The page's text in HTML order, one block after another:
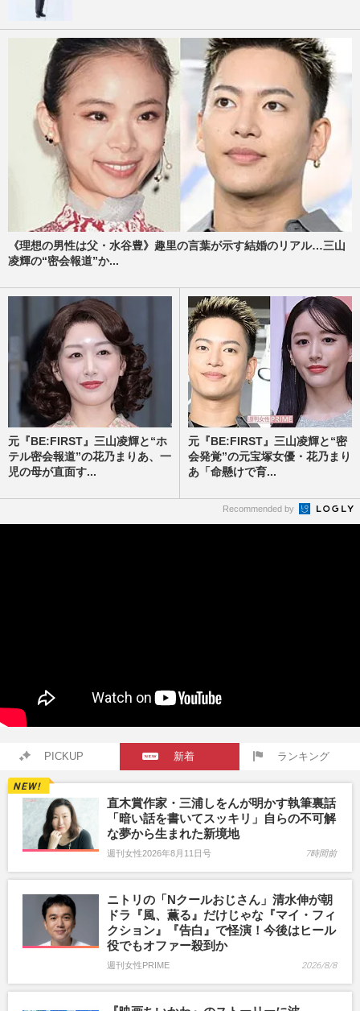
《理想の男性は父・水谷豊》趣里の言葉が示す結婚のリアル…三山
凌輝の“密会報道”か...
元『BE:FIRST』三山凌輝と“ホ
テル密会報道”の花乃まりあ、一
児の母が直面す...
元『BE:FIRST』三山凌輝と“密
会発覚”の元宝塚女優・花乃まり
あ「命懸けで育...
Recommended by
PICKUP 新着 ランキング
直木賞作家・三浦しをんが明かす執筆裏話
「暗い話を書いてスッキリ」自らの不可解
な夢から生まれた新境地
週刊女性2026年8月11日号 7時間前
ニトリの「Nクールおじさん」清水伸が朝
ドラ『風、薫る』だけじゃな『マイ・フィ
クション』『告白』で怪演！今後はヒール
役でもオファー殺到か
週刊女性PRIME 2026/8/8